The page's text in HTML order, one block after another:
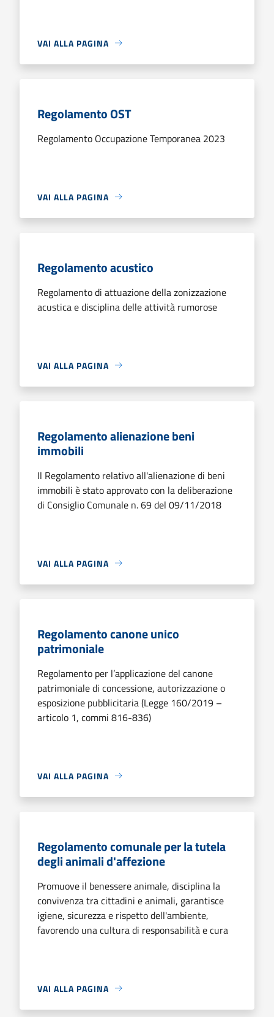
VAI ALLA PAGINA
Regolamento OST
Regolamento Occupazione Temporanea 2023
VAI ALLA PAGINA
Regolamento acustico
Regolamento di attuazione della zonizzazione
acustica e disciplina delle attività rumorose
VAI ALLA PAGINA
Regolamento alienazione beni
immobili
Il Regolamento relativo all'alienazione di beni
immobili è stato approvato con la deliberazione
di Consiglio Comunale n. 69 del 09/11/2018
VAI ALLA PAGINA
Regolamento canone unico
patrimoniale
Regolamento per l’applicazione del canone
patrimoniale di concessione, autorizzazione o
esposizione pubblicitaria (Legge 160/2019 –
articolo 1, commi 816-836)
VAI ALLA PAGINA
Regolamento comunale per la tutela
degli animali d'affezione
Promuove il benessere animale, disciplina la
convivenza tra cittadini e animali, garantisce
igiene, sicurezza e rispetto dell'ambiente,
favorendo una cultura di responsabilità e cura
VAI ALLA PAGINA